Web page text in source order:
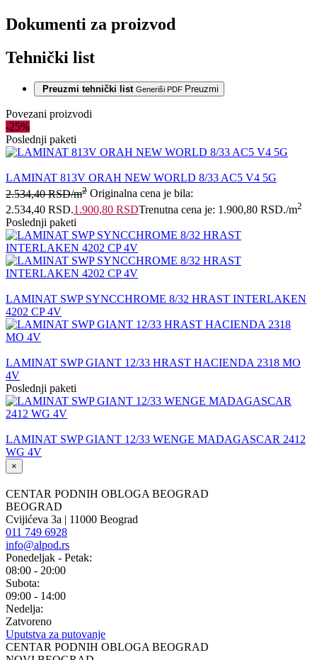
Dokumenti za proizvod
Tehnički list
Preuzmi tehnički list Generiši PDF Preuzmi
Povezani proizvodi
-25%
Poslednji paketi
LAMINAT 813V ORAH NEW WORLD 8/33 AC5 V4 5G
2.534,40RSD/m2 Originalna cena je bila:
2.534,40 RSD.1.900,80 RSDTrenutna cena je: 1.900,80 RSD./m2
Poslednji paketi
LAMINAT SWP SYNCCHROME 8/32 HRAST INTERLAKEN
4202 CP 4V
LAMINAT SWP GIANT 12/33 HRAST HACIENDA 2318 MO
4V
Poslednji paketi
LAMINAT SWP GIANT 12/33 WENGE MADAGASCAR 2412
WG 4V
×
CENTAR PODNIH OBLOGA BEOGRAD
BEOGRAD
Cvijićeva 3a | 11000 Beograd
011 749 6928
info@alpod.rs
Ponedeljak - Petak:
08:00 - 20:00
Subota:
09:00 - 14:00
Nedelja:
Zatvoreno
Uputstva za putovanje
CENTAR PODNIH OBLOGA BEOGRAD